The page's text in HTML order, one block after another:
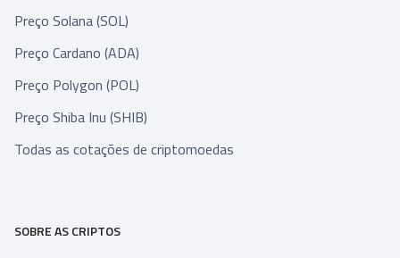
Preço Solana (SOL)
Preço Cardano (ADA)
Preço Polygon (POL)
Preço Shiba Inu (SHIB)
Todas as cotações de criptomoedas
SOBRE AS CRIPTOS